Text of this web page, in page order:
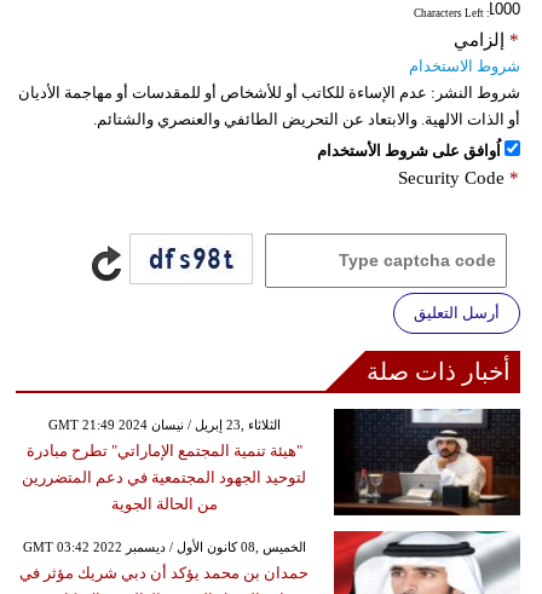
: Characters Left
إلزامي *
شروط الاستخدام
شروط النشر: عدم الإساءة للكاتب أو للأشخاص أو للمقدسات أو مهاجمة الأديان
أو الذات الالهية. والابتعاد عن التحريض الطائفي والعنصري والشتائم.
اُوافق على شروط الأستخدام
Security Code *
أرسل التعليق
أخبار ذات صلة
GMT 21:49 2024 الثلاثاء ,23 إبريل / نيسان
"هيئة تنمية المجتمع الإماراتي" تطرح مبادرة
لتوحيد الجهود المجتمعية في دعم المتضررين
من الحالة الجوية
GMT 03:42 2022 الخميس ,08 كانون الأول / ديسمبر
حمدان بن محمد يؤكد أن دبي شريك مؤثر في